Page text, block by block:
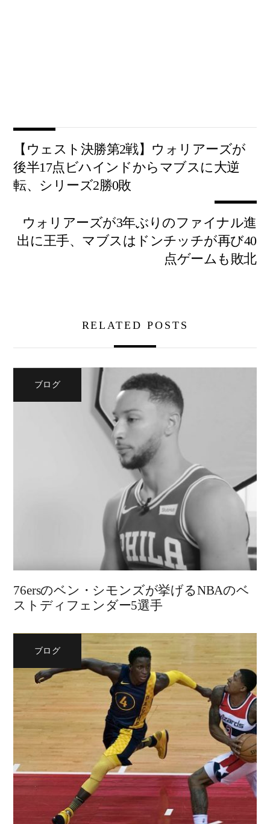
【ウェスト決勝第2戦】ウォリアーズが
後半17点ビハインドからマブスに大逆
転、シリーズ2勝0敗
ウォリアーズが3年ぶりのファイナル進
出に王手、マブスはドンチッチが再び40
点ゲームも敗北
RELATED POSTS
ブログ
76ersのベン・シモンズが挙げるNBAのベ
ストディフェンダー5選手
ブログ